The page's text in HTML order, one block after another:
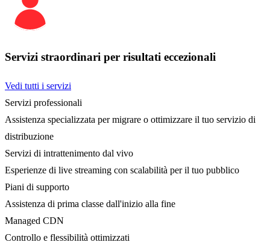
Servizi straordinari per risultati eccezionali
Vedi tutti i servizi
Servizi professionali
Assistenza specializzata per migrare o ottimizzare il tuo servizio di
distribuzione
Servizi di intrattenimento dal vivo
Esperienze di live streaming con scalabilità per il tuo pubblico
Piani di supporto
Assistenza di prima classe dall'inizio alla fine
Managed CDN
Controllo e flessibilità ottimizzati